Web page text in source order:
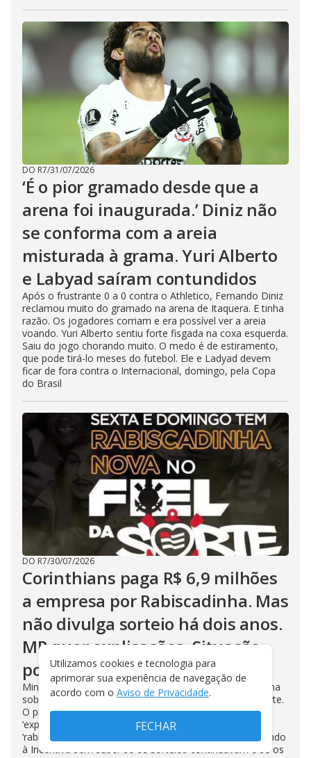
DO R7/31/07/2026
‘É o pior gramado desde que a
arena foi inaugurada.’ Diniz não
se conforma com a areia
misturada à grama. Yuri Alberto
e Labyad saíram contundidos
Após o frustrante 0 a 0 contra o Athletico, Fernando Diniz
reclamou muito do gramado na arena de Itaquera. E tinha
razão. Os jogadores corriam e era possível ver a areia
voando. Yuri Alberto sentiu forte fisgada na coxa esquerda.
Saiu do jogo chorando muito. O medo é de estiramento,
que pode tirá-lo meses do futebol. Ele e Ladyad devem
ficar de fora contra o Internacional, domingo, pela Copa
do Brasil
DO R7/30/07/2026
Corinthians paga R$ 6,9 milhões
a empresa por Rabiscadinha. Mas
não divulga sorteio há dois anos.
MP quer explicações. Situação
pode complicar Osmar Stábile
Ministério Público exige explicações da direção corintiana
sobre a empresa Incentiva, que administra o Fiel da Sorte.
O programa previa sorteios semanais de prêmios e
‘experiências’, como visitar o estádio, por meio de
‘rabiscadinhas’, raspadinhas. O Corinthians seguiu pagando
à Incentiva sem saber se os sorteios continuavam e se os
Utilizamos cookies e tecnologia para
aprimorar sua experiência de navegação de
acordo com o Aviso de Privacidade.
FECHAR